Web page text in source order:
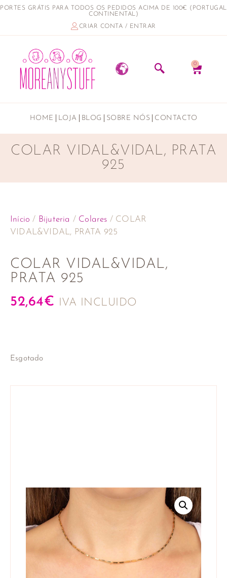
PORTES GRÁTIS PARA TODOS OS PEDIDOS ACIMA DE 100€ (PORTUGAL
CONTINENTAL)
CRIAR CONTA / ENTRAR
0
HOME LOJA BLOG SOBRE NÓS CONTACTO
COLAR VIDAL&VIDAL, PRATA
925
Início / Bijuteria / Colares / COLAR
VIDAL&VIDAL, PRATA 925
COLAR VIDAL&VIDAL,
PRATA 925
52,64€ IVA INCLUIDO
Esgotado